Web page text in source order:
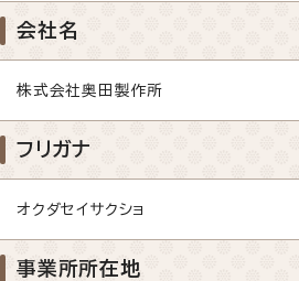
会社名
株式会社奥田製作所
フリガナ
オクダセイサクショ
事業所所在地